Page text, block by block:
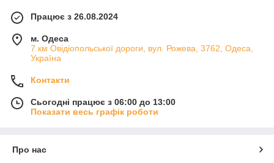
Працює з 26.08.2024
м. Одеса
7 км Овідіопольської дороги, вул. Рожева, 3762, Одеса,
Україна
Контакти
Сьогодні працює з 06:00 до 13:00
Показати весь графік роботи
Про нас